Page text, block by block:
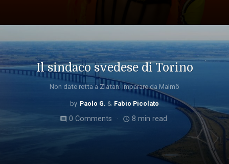
Il sindaco svedese di Torino
Non date retta a Zlatan: imparare da Malmö
Paolo G. Fabio Picolato
comment0 Comments access_time 8 min read